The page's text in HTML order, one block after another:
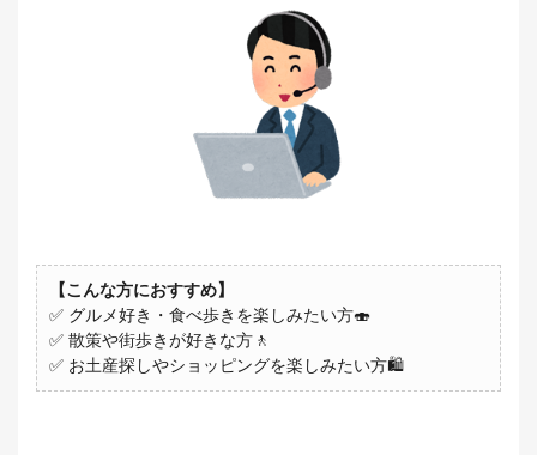
【こんな方におすすめ】
✅ グルメ好き・食べ歩きを楽しみたい方🍣
✅ 散策や街歩きが好きな方🚶
✅ お土産探しやショッピングを楽しみたい方🛍️